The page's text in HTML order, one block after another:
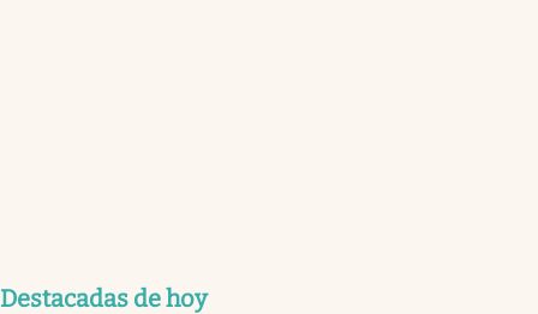
Destacadas de hoy